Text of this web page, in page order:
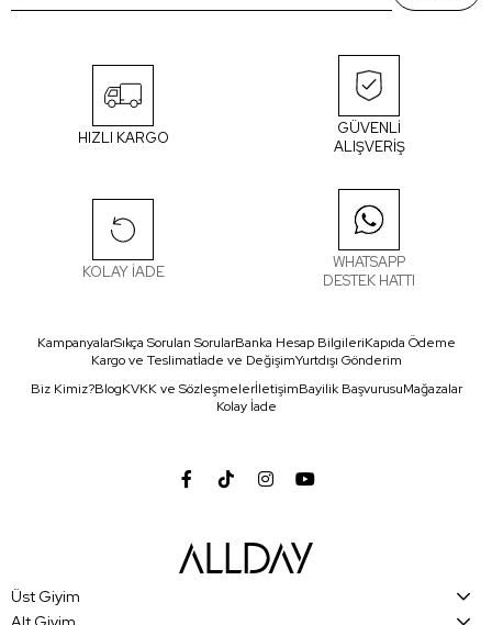
HIZLI KARGO
GÜVENLİ
ALIŞVERİŞ
KOLAY İADE
WHATSAPP
DESTEK HATTI
KampanyalarSıkça Sorulan SorularBanka Hesap BilgileriKapıda Ödeme
Kargo ve Teslimatİade ve DeğişimYurtdışı Gönderim
Biz Kimiz?BlogKVKK ve SözleşmelerİletişimBayilik BaşvurusuMağazalar
Kolay İade
Üst Giyim